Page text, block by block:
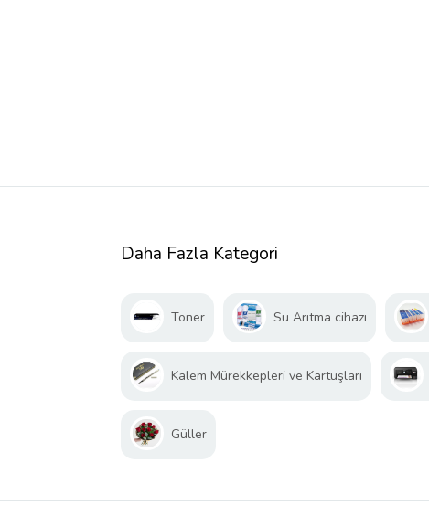
Daha Fazla Kategori
Toner Su Arıtma cihazı
Kalem Mürekkepleri ve Kartuşları
Güller